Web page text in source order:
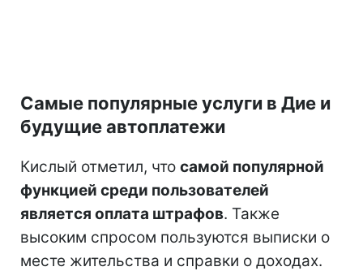
Самые популярные услуги в Дие и
будущие автоплатежи
Кислый отметил, что самой популярной
функцией среди пользователей
является оплата штрафов. Также
высоким спросом пользуются выписки о
месте жительства и справки о доходах.